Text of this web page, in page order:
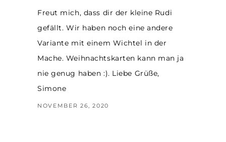
Freut mich, dass dir der kleine Rudi
gefällt. Wir haben noch eine andere
Variante mit einem Wichtel in der
Mache. Weihnachtskarten kann man ja
nie genug haben :). Liebe Grüße,
Simone
NOVEMBER 26, 2020